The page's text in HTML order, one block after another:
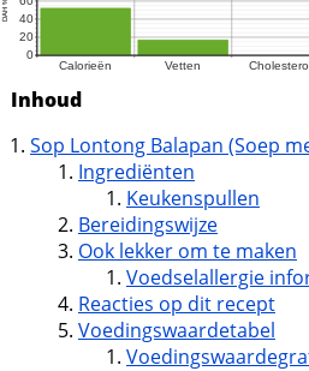
Inhoud
Sop Lontong Balapan (Soep
Ingrediënten
Keukenspullen
Bereidingswijze
Ook lekker om te maken
Voedselallergie
Reacties op dit recept
Voedingswaardetabel